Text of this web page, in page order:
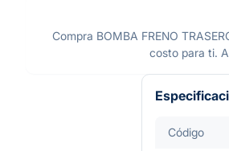
Compra BOMBA FRENO
costo para ti.
Código